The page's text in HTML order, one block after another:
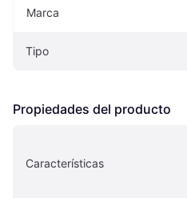
Marca
Tipo
Propiedades del producto
Características